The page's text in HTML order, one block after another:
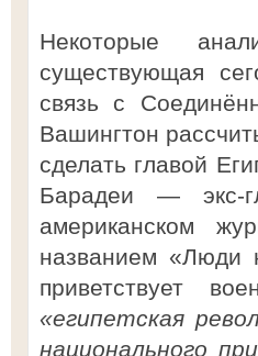
Некоторые
существующая
связь с
Вашингтон
сделать главой
Барадеи — экс-
американском
названием «Люди
приветствует
«египетская
национального